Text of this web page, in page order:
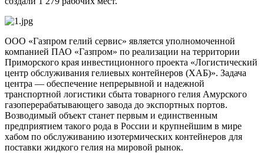
ООО «Газпром гелий сервис» является уполномоченной
компанией ПАО «Газпром» по реализации на территории
Приморского края инвестиционного проекта «Логистический
центр обслуживания гелиевых контейнеров (ХАБ)». Задача
центра — обеспечение непрерывной и надежной
транспортной логистики сбыта товарного гелия Амурского
газоперерабатывающего завода до экспортных портов.
Возводимый объект станет первым и единственным
предприятием такого рода в России и крупнейшим в мире
хабом по обслуживанию изотермических контейнеров для
поставки жидкого гелия на мировой рынок.